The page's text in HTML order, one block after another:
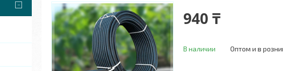
940 ₸
В наличии Оптом и в